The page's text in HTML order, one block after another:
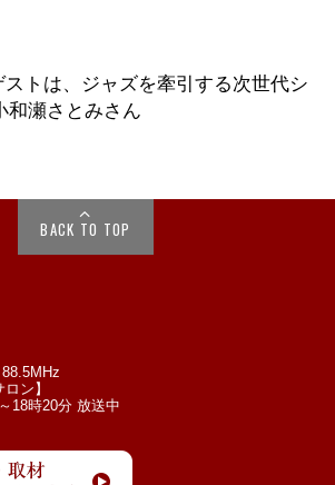
トは、ジャズを牽引する次世代シ
和瀬さとみさん
BACK TO TOP
ン】
18時20分 放送中